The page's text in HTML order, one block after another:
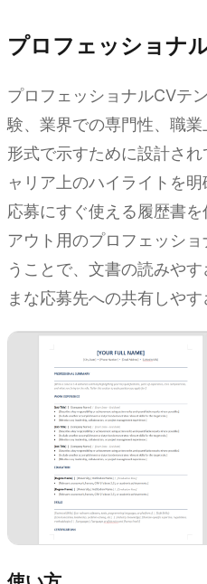
プロフェッショナ
プロフェッショナルCVテ
験、業界での専門性、職
形式で示すために設計さ
ャリア上のハイライトを明
応募にすぐ使える履歴書
アウト用のプロフェッシ
うことで、文書の読みや
まな応募先への共有しやす